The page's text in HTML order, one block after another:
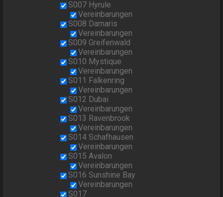
S007 Hyrule
Vereinbarungen
S008 Damaris
Vereinbarungen
S009 Greifenwald
Vereinbarungen
S010 Mystique
Vereinbarungen
S011 Falkenring
Vereinbarungen
S012 Dubai
Vereinbarungen
S013 Ravenbrook
Vereinbarungen
S014 Schafhausen
Vereinbarungen
S015 Avalon
Vereinbarungen
S016 Sunshine Bay
Vereinbarungen
S017